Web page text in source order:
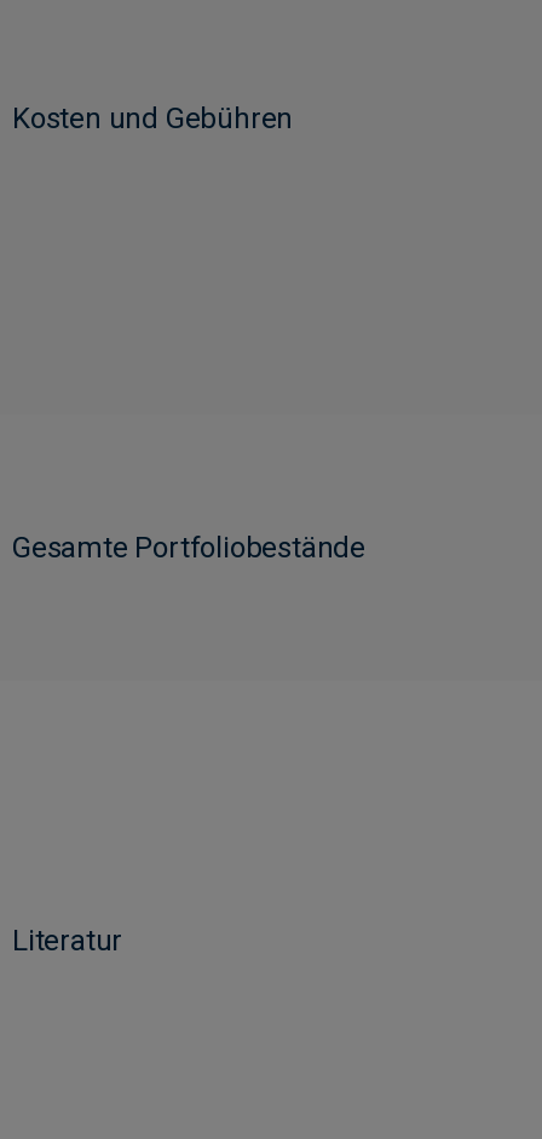
Kosten und Gebühren
Gesamte Portfoliobestände
Literatur